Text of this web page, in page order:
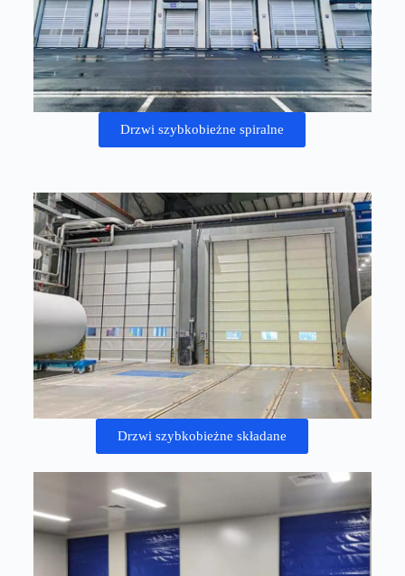
Drzwi szybkobieżne spiralne
Drzwi szybkobieżne składane